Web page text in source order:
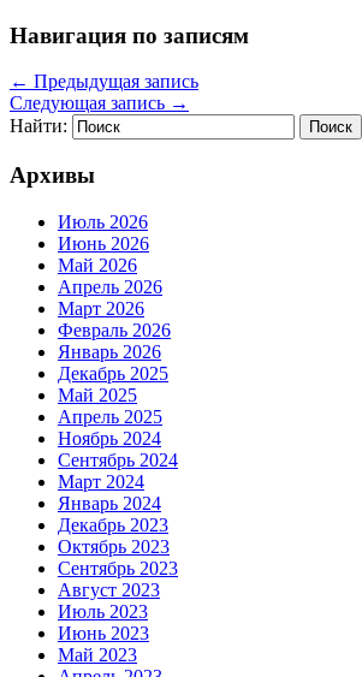
Навигация по записям
← Предыдущая запись
Следующая запись →
Найти:
Архивы
Июль 2026
Июнь 2026
Май 2026
Апрель 2026
Март 2026
Февраль 2026
Январь 2026
Декабрь 2025
Май 2025
Апрель 2025
Ноябрь 2024
Сентябрь 2024
Март 2024
Январь 2024
Декабрь 2023
Октябрь 2023
Сентябрь 2023
Август 2023
Июль 2023
Июнь 2023
Май 2023